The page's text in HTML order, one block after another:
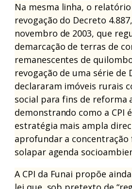
Na mesma linha, o
revogação do Decreto
novembro de 2003, que
demarcação de terras de
remanescentes de
revogação de uma série de
declararam imóveis rurais
social para fins de reforma
demonstrando como a CPI
estratégia mais ampla
aprofundar a concentração
solapar agenda
A CPI da Funai propõe